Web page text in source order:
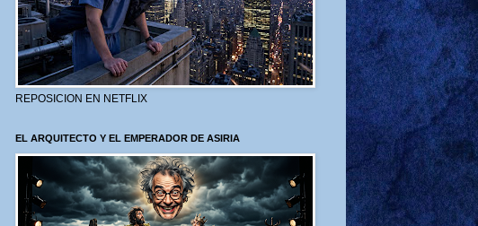
REPOSICION EN NETFLIX
EL ARQUITECTO Y EL EMPERADOR DE ASIRIA